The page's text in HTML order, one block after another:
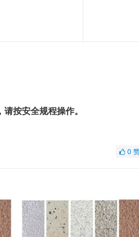
按安全规程操作。
0